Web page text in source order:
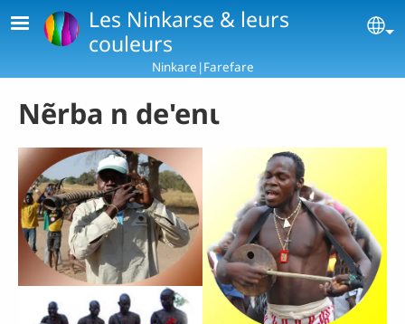
Skip to main contentLes Ninkarse & leurs
couleurs
Ninkare|Farefare
Nẽrba n de'enɩ